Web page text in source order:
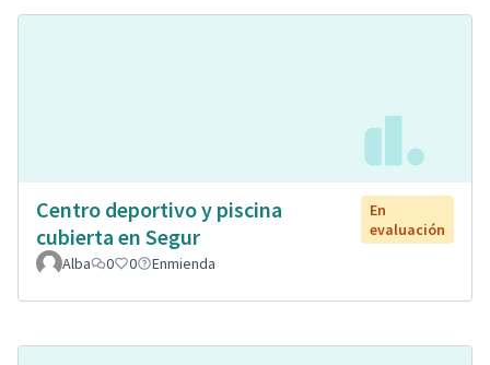
Centro deportivo y piscina
cubierta en Segur
En
evaluación
Alba
0 0 Enmienda